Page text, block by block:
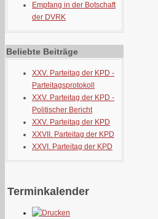
Empfang in der Botschaft
der DVRK
Beliebte Beiträge
XXV. Parteitag der KPD -
Parteitagsprotokoll
XXV. Parteitag der KPD -
Politischer Bericht
XXV. Parteitag der KPD
XXVII. Parteitag der KPD
XXVI. Parteitag der KPD
Terminkalender